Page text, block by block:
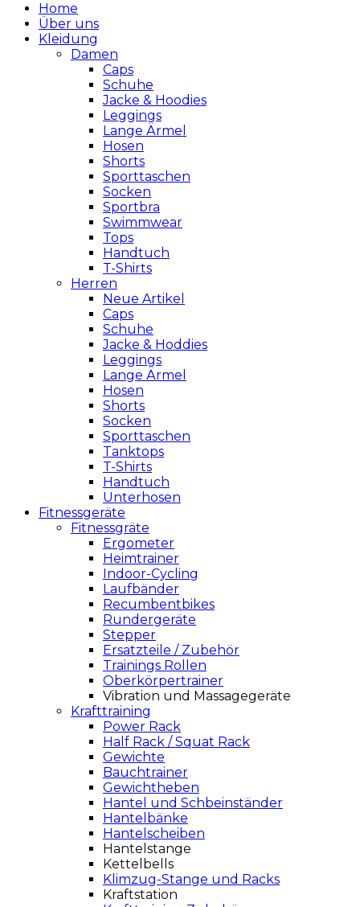
Home
Über uns
Kleidung
Damen
Caps
Schuhe
Jacke & Hoodies
Leggings
Lange Ärmel
Hosen
Shorts
Sporttaschen
Socken
Sportbra
Swimmwear
Tops
Handtuch
T-Shirts
Herren
Neue Artikel
Caps
Schuhe
Jacke & Hoddies
Leggings
Lange Ärmel
Hosen
Shorts
Socken
Sporttaschen
Tanktops
T-Shirts
Handtuch
Unterhosen
Fitnessgeräte
Fitnessgräte
Ergometer
Heimtrainer
Indoor-Cycling
Laufbänder
Recumbentbikes
Rundergeräte
Stepper
Ersatzteile / Zubehör
Trainings Rollen
Oberkörpertrainer
Vibration und Massagegeräte
Krafttraining
Power Rack
Half Rack / Squat Rack
Gewichte
Bauchtrainer
Gewichtheben
Hantel und Schbeinständer
Hantelbänke
Hantelscheiben
Hantelstange
Kettelbells
Klimzug-Stange und Racks
Kraftstation